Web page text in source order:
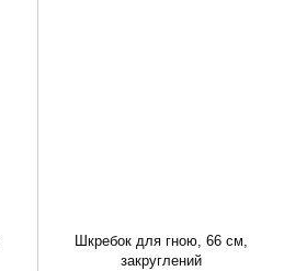
Шкребок для гною, 66 см,
закруглений